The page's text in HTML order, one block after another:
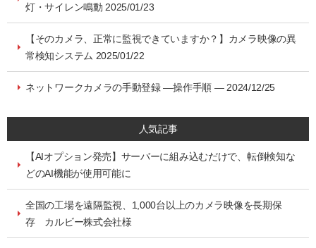
灯・サイレン鳴動 2025/01/23
【そのカメラ、正常に監視できていますか？】カメラ映像の異
常検知システム 2025/01/22
ネットワークカメラの手動登録 ―操作手順 ― 2024/12/25
人気記事
【AIオプション発売】サーバーに組み込むだけで、転倒検知な
どのAI機能が使用可能に
全国の工場を遠隔監視、1,000台以上のカメラ映像を長期保
存 カルビー株式会社様